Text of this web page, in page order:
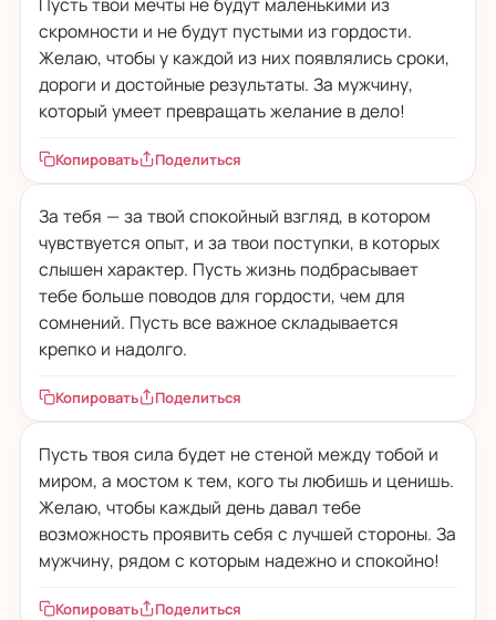
скромности и не будут пустыми из гордости.
Желаю, чтобы у каждой из них появлялись сроки,
дороги и достойные результаты. За мужчину,
который умеет превращать желание в дело!
Копировать Поделиться
За тебя — за твой спокойный взгляд, в котором
чувствуется опыт, и за твои поступки, в которых
слышен характер. Пусть жизнь подбрасывает
тебе больше поводов для гордости, чем для
сомнений. Пусть все важное складывается
крепко и надолго.
Копировать Поделиться
Пусть твоя сила будет не стеной между тобой и
миром, а мостом к тем, кого ты любишь и ценишь.
Желаю, чтобы каждый день давал тебе
возможность проявить себя с лучшей стороны. За
мужчину, рядом с которым надежно и спокойно!
Копировать Поделиться